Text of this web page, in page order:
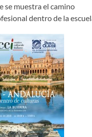
se muestra el camino
dentro de la